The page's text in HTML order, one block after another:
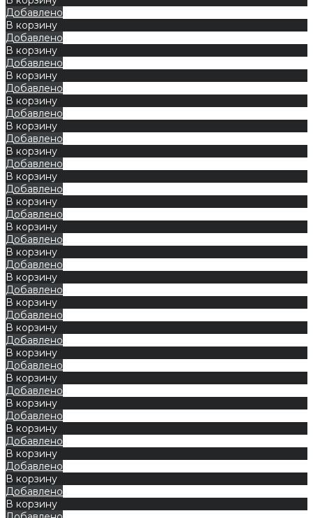
Добавлено
В корзину
Добавлено
В корзину
Добавлено
В корзину
Добавлено
В корзину
Добавлено
В корзину
Добавлено
В корзину
Добавлено
В корзину
Добавлено
В корзину
Добавлено
В корзину
Добавлено
В корзину
Добавлено
В корзину
Добавлено
В корзину
Добавлено
В корзину
Добавлено
В корзину
Добавлено
В корзину
Добавлено
В корзину
Добавлено
В корзину
Добавлено
В корзину
Добавлено
В корзину
Добавлено
В корзину